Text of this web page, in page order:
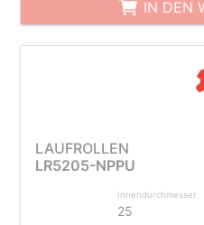
IN DEN
LAUFROLLEN
LR5205-NPPU
Innendurchmesser
25